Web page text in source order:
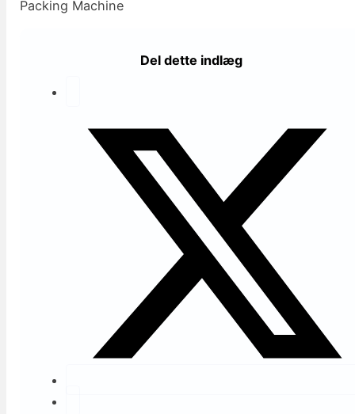
Packing Machine
Del dette indlæg